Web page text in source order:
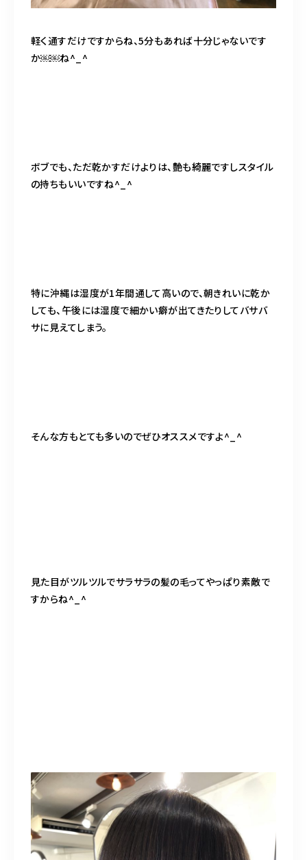
軽く通すだけですからね、5分もあれば十分じゃないです
か￼￼ね^_^
ボブでも、ただ乾かすだけよりは、艶も綺麗ですしスタイル
の持ちもいいですね^_^
特に沖縄は湿度が1年間通して高いので、朝きれいに乾か
しても、午後には湿度で細かい癖が出てきたりしてバサバ
サに見えてしまう。
そんな方もとても多いのでぜひオススメですよ^_^
見た目がツルツルでサラサラの髪の毛ってやっぱり素敵で
すからね^_^